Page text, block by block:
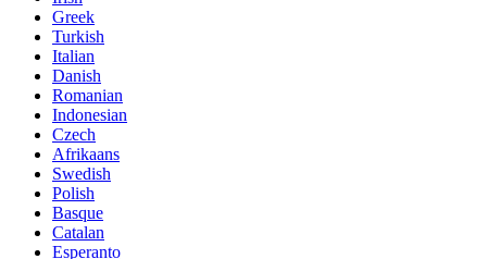
Greek
Turkish
Italian
Danish
Romanian
Indonesian
Czech
Afrikaans
Swedish
Polish
Basque
Catalan
Esperanto